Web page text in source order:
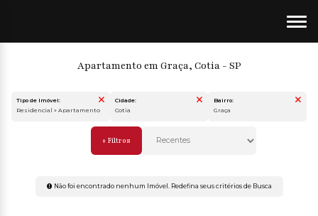
Apartamento em Graça, Cotia - SP
Tipo de Imóvel:
Cidade:
Não foi encontrado nenhum Imóvel. Redefina seus critérios de Busca